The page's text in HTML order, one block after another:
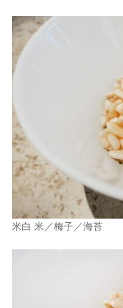
米白 米／梅子／海苔